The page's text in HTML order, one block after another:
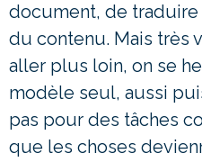
document, de
du contenu. Mais très
aller plus loin, on se
modèle seul, aussi
pas pour des tâches
que les choses